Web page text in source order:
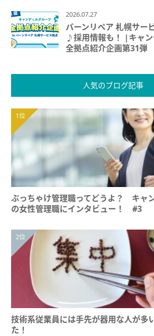
2026.07.27
バーンリペア 札幌サー
♪採用情報も！ |キャ
全拠点紹介企画第31弾
人気のブログ記事
ぶっちゃけ管理職ってどうよ？ キャ
の女性管理職にインタビュー！ #3
技術系従業員には手先が器用な人が多
た！